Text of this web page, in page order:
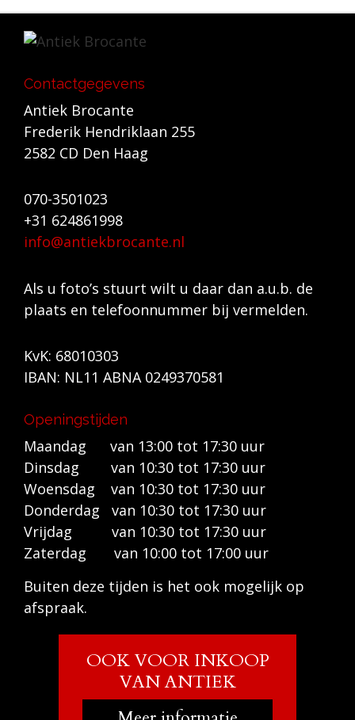
Contactgegevens
Antiek Brocante
Frederik Hendriklaan 255
2582 CD Den Haag
070-3501023
+31 624861998
info@antiekbrocante.nl
Als u foto’s stuurt wilt u daar dan a.u.b. de
plaats en telefoonnummer bij vermelden.
KvK: 68010303
IBAN: NL11 ABNA 0249370581
Openingstijden
Maandag van 13:00 tot 17:30 uur
Dinsdag van 10:30 tot 17:30 uur
Woensdag van 10:30 tot 17:30 uur
Donderdag van 10:30 tot 17:30 uur
Vrijdag van 10:30 tot 17:30 uur
Zaterdag van 10:00 tot 17:00 uur
Buiten deze tijden is het ook mogelijk op
afspraak.
OOK VOOR INKOOP
VAN ANTIEK